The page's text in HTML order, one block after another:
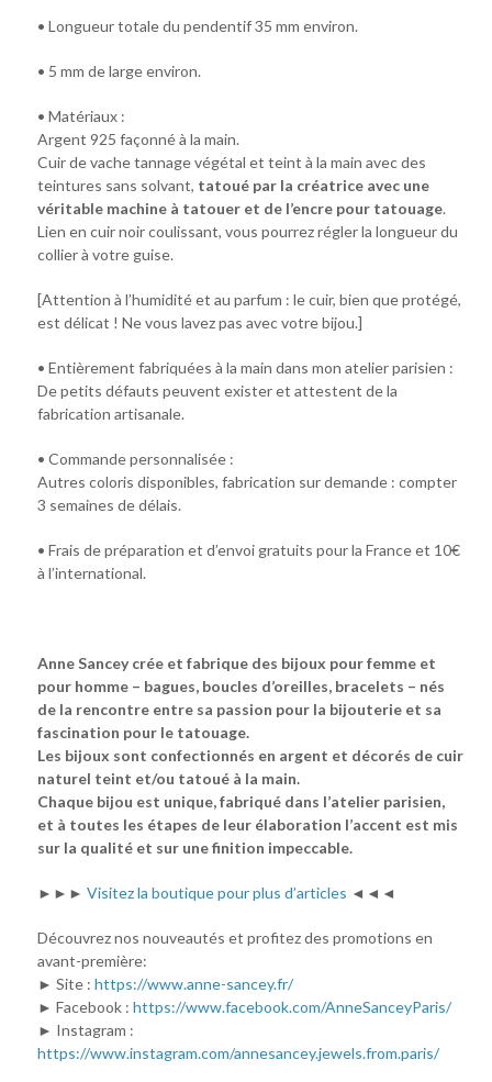
• Longueur totale du pendentif 35 mm environ.
• 5 mm de large environ.
• Matériaux :
Argent 925 façonné à la main.
Cuir de vache tannage végétal et teint à la main avec des
teintures sans solvant, tatoué par la créatrice avec une
véritable machine à tatouer et de l’encre pour tatouage.
Lien en cuir noir coulissant, vous pourrez régler la longueur du
collier à votre guise.
[Attention à l’humidité et au parfum : le cuir, bien que protégé,
est délicat ! Ne vous lavez pas avec votre bijou.]
• Entièrement fabriquées à la main dans mon atelier parisien :
De petits défauts peuvent exister et attestent de la
fabrication artisanale.
• Commande personnalisée :
Autres coloris disponibles, fabrication sur demande : compter
3 semaines de délais.
• Frais de préparation et d’envoi gratuits pour la France et 10€
à l’international.
Anne Sancey crée et fabrique des bijoux pour femme et
pour homme – bagues, boucles d’oreilles, bracelets – nés
de la rencontre entre sa passion pour la bijouterie et sa
fascination pour le tatouage.
Les bijoux sont confectionnés en argent et décorés de cuir
naturel teint et/ou tatoué à la main.
Chaque bijou est unique, fabriqué dans l’atelier parisien,
et à toutes les étapes de leur élaboration l’accent est mis
sur la qualité et sur une finition impeccable.
►►► Visitez la boutique pour plus d’articles ◄◄◄
Découvrez nos nouveautés et profitez des promotions en
avant-première:
► Site : https://www.anne-sancey.fr/
► Facebook : https://www.facebook.com/AnneSanceyParis/
► Instagram :
https://www.instagram.com/annesancey.jewels.from.paris/